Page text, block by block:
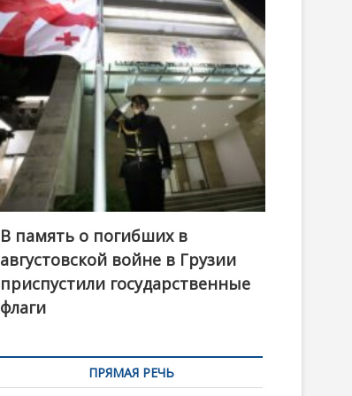
o
n
В память о погибших в
августовской войне в Грузии
приспустили государственные
флаги
ПРЯМАЯ РЕЧЬ